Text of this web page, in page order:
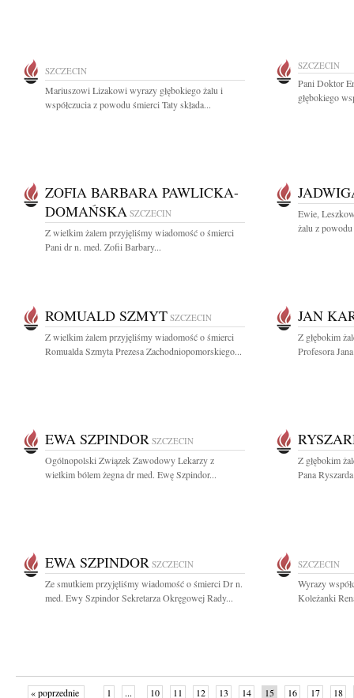
SZCZECIN
Mariuszowi Lizakowi wyrazy głębokiego żalu i
współczucia z powodu śmierci Taty składa...
SZCZECIN
Pani Doktor
głębokiego
ZOFIA BARBARA PAWLICKA-
DOMAŃSKA SZCZECIN
Z wielkim żalem przyjęliśmy wiadomość o śmierci
Pani dr n. med. Zofii Barbary...
Ewie,
żalu z
ROMUALD SZMYT SZCZECIN
Z wielkim żalem przyjęliśmy wiadomość o śmierci
Romualda Szmyta Prezesa Zachodniopomorskiego...
JAN
Z głębokim
Profesora
EWA SZPINDOR SZCZECIN
Ogólnopolski Związek Zawodowy Lekarzy z
wielkim bólem żegna dr med. Ewę Szpindor...
Z głębokim
Pana
EWA SZPINDOR SZCZECIN
Ze smutkiem przyjęliśmy wiadomość o śmierci Dr n.
med. Ewy Szpindor Sekretarza Okręgowej Rady...
SZCZECIN
Wyrazy
Koleżanki
« poprzednie 1 ... 10 11 12 13 14 15 16 17 18